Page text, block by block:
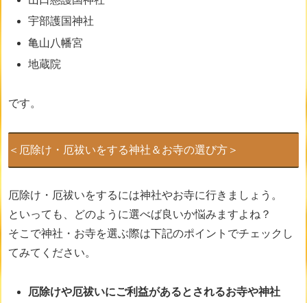
宇部護国神社
亀山八幡宮
地蔵院
です。
＜厄除け・厄祓いをする神社＆お寺の選び方＞
厄除け・厄祓いをするには神社やお寺に行きましょう。
といっても、どのように選べば良いか悩みますよね？
そこで神社・お寺を選ぶ際は下記のポイントでチェックし
てみてください。
厄除けや厄祓いにご利益があるとされるお寺や神社